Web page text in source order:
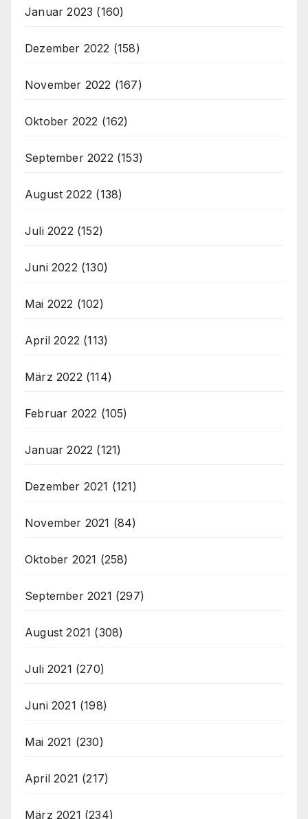
Januar 2023 (160)
Dezember 2022 (158)
November 2022 (167)
Oktober 2022 (162)
September 2022 (153)
August 2022 (138)
Juli 2022 (152)
Juni 2022 (130)
Mai 2022 (102)
April 2022 (113)
März 2022 (114)
Februar 2022 (105)
Januar 2022 (121)
Dezember 2021 (121)
November 2021 (84)
Oktober 2021 (258)
September 2021 (297)
August 2021 (308)
Juli 2021 (270)
Juni 2021 (198)
Mai 2021 (230)
April 2021 (217)
März 2021 (234)